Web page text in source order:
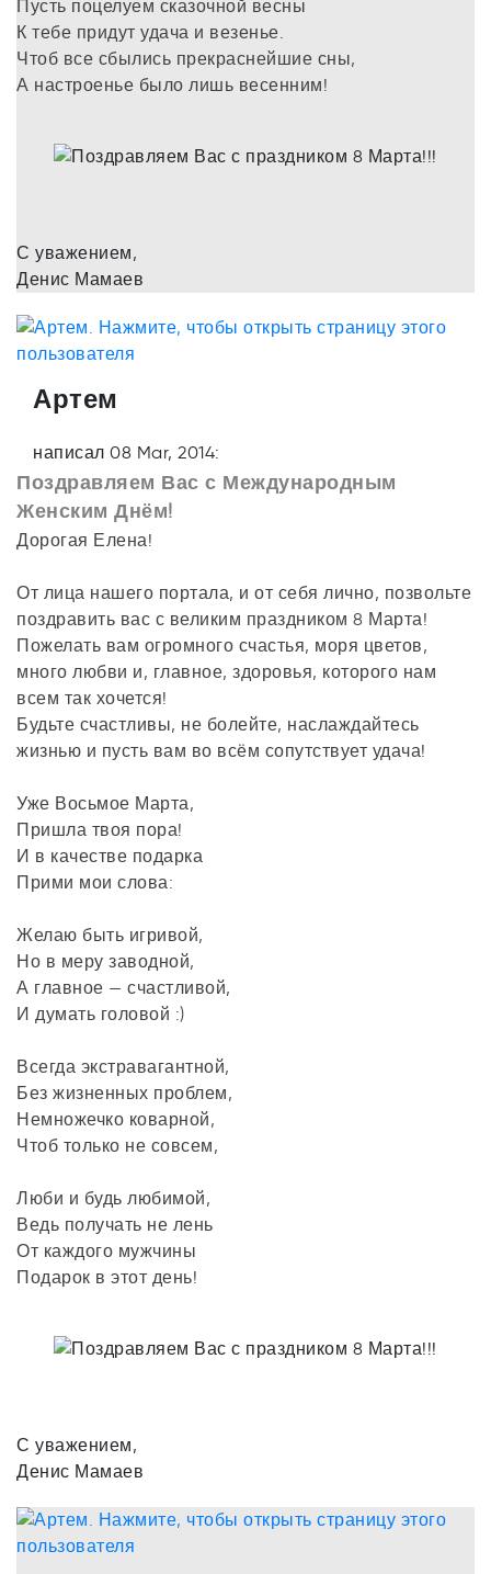
Пусть поцелуем сказочной весны
К тебе придут удача и везенье.
Чтоб все сбылись прекраснейшие сны,
А настроенье было лишь весенним!
С уважением,
Денис Мамаев
Артем
написал 08 Mar, 2014:
Поздравляем Вас с Международным
Женским Днём!
Дорогая Елена!
От лица нашего портала, и от себя лично, позвольте
поздравить вас с великим праздником 8 Марта!
Пожелать вам огромного счастья, моря цветов,
много любви и, главное, здоровья, которого нам
всем так хочется!
Будьте счастливы, не болейте, наслаждайтесь
жизнью и пусть вам во всём сопутствует удача!
Уже Восьмое Марта,
Пришла твоя пора!
И в качестве подарка
Прими мои слова:
Желаю быть игривой,
Но в меру заводной,
А главное — счастливой,
И думать головой :)
Всегда экстравагантной,
Без жизненных проблем,
Немножечко коварной,
Чтоб только не совсем,
Люби и будь любимой,
Ведь получать не лень
От каждого мужчины
Подарок в этот день!
С уважением,
Денис Мамаев